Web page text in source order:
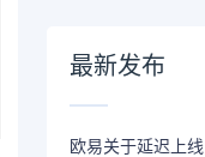
最新发布
欧易关于延迟上